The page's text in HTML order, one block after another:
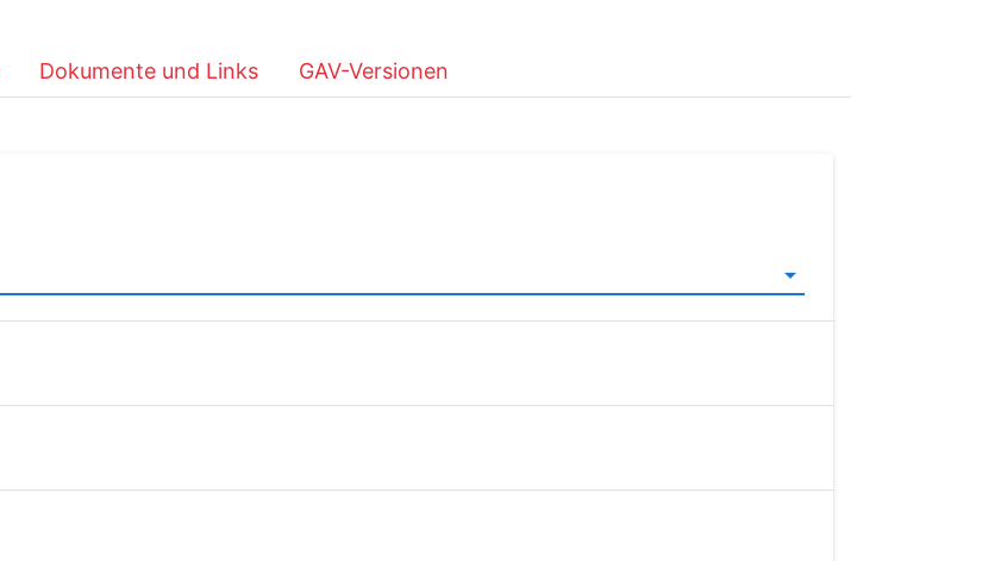
Dokumente und Links GAV-Versionen